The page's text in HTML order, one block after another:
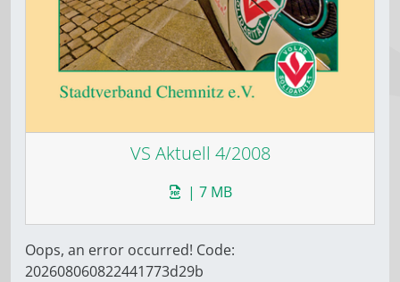
VS Aktuell 4/2008
| 7 MB
Oops, an error occurred! Code:
202608060822441773d29b